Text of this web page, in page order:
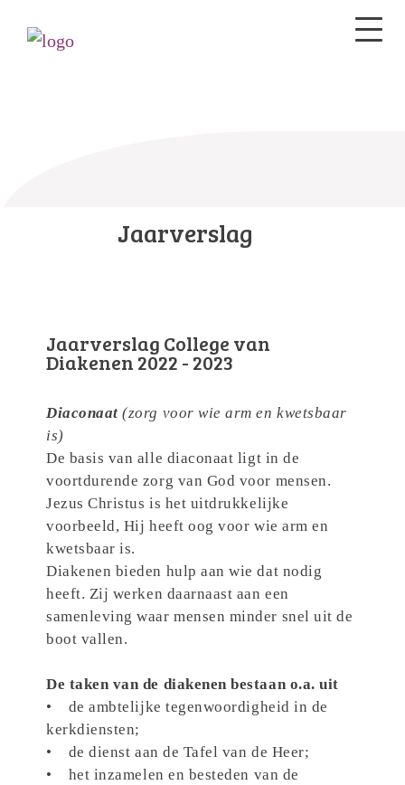
Jaarverslag
Jaarverslag College van
Diakenen 2022 - 2023
Diaconaat(zorg voor wie arm en kwetsbaar
is)
De basis van alle diaconaat ligt in de
voortdurende zorg van God voor mensen.
Jezus Christus is het uitdrukkelijke
voorbeeld, Hij heeft oog voor wie arm en
kwetsbaar is.
Diakenen bieden hulp aan wie dat nodig
heeft. Zij werken daarnaast aan een
samenleving waar mensen minder snel uit de
boot vallen.
De taken van de diakenen bestaan o.a. uit
• de ambtelijke tegenwoordigheid in de
kerkdiensten;
• de dienst aan de Tafel van de Heer;
• het inzamelen en besteden van de